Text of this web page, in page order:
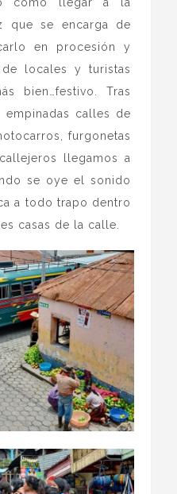
que se encarga de
en procesión y
locales y turistas
bien…festivo. Tras
calles de
furgonetas
llegamos a
se oye el sonido
a todo trapo dentro
casas de la calle.